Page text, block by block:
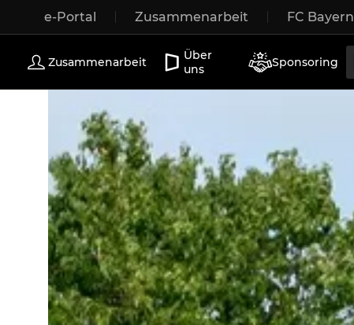
e-Portal Zusammenarbeit FC Bayern
Außentüren Terrassentüren Schiebetüren
Zusammenarbeit
Über
uns
Sponsoring